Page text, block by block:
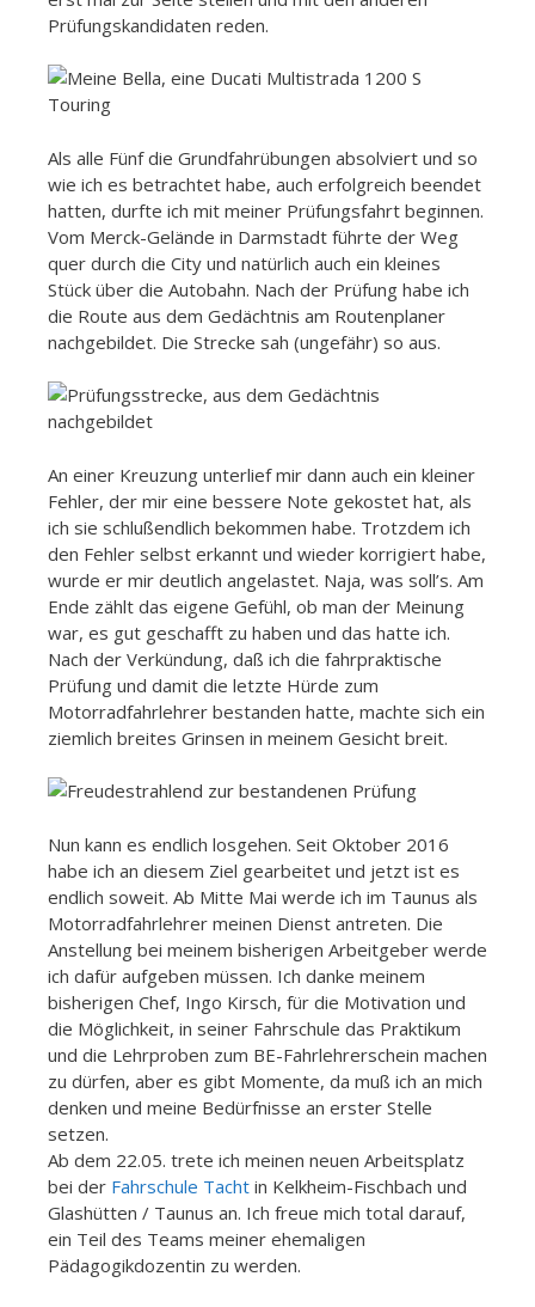
Prüfungskandidaten reden.
Als alle Fünf die Grundfahrübungen absolviert und so
wie ich es betrachtet habe, auch erfolgreich beendet
hatten, durfte ich mit meiner Prüfungsfahrt beginnen.
Vom Merck-Gelände in Darmstadt führte der Weg
quer durch die City und natürlich auch ein kleines
Stück über die Autobahn. Nach der Prüfung habe ich
die Route aus dem Gedächtnis am Routenplaner
nachgebildet. Die Strecke sah (ungefähr) so aus.
An einer Kreuzung unterlief mir dann auch ein kleiner
Fehler, der mir eine bessere Note gekostet hat, als
ich sie schlußendlich bekommen habe. Trotzdem ich
den Fehler selbst erkannt und wieder korrigiert habe,
wurde er mir deutlich angelastet. Naja, was soll’s. Am
Ende zählt das eigene Gefühl, ob man der Meinung
war, es gut geschafft zu haben und das hatte ich.
Nach der Verkündung, daß ich die fahrpraktische
Prüfung und damit die letzte Hürde zum
Motorradfahrlehrer bestanden hatte, machte sich ein
ziemlich breites Grinsen in meinem Gesicht breit.
Nun kann es endlich losgehen. Seit Oktober 2016
habe ich an diesem Ziel gearbeitet und jetzt ist es
endlich soweit. Ab Mitte Mai werde ich im Taunus als
Motorradfahrlehrer meinen Dienst antreten. Die
Anstellung bei meinem bisherigen Arbeitgeber werde
ich dafür aufgeben müssen. Ich danke meinem
bisherigen Chef, Ingo Kirsch, für die Motivation und
die Möglichkeit, in seiner Fahrschule das Praktikum
und die Lehrproben zum BE-Fahrlehrerschein machen
zu dürfen, aber es gibt Momente, da muß ich an mich
denken und meine Bedürfnisse an erster Stelle
setzen.
Ab dem 22.05. trete ich meinen neuen Arbeitsplatz
bei der Fahrschule Tacht in Kelkheim-Fischbach und
Glashütten / Taunus an. Ich freue mich total darauf,
ein Teil des Teams meiner ehemaligen
Pädagogikdozentin zu werden.